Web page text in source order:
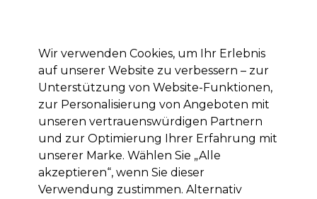
Anmelden
Marken Deals Haare Elektrogeräte Saloneinrichtung
Lieferung und Lieferzeiten
– mehr erfahren
Ups!
Wir verwenden Cookies, um Ihr Erlebnis
auf unserer Website zu verbessern – zur
Unterstützung von Website-Funktionen,
zur Personalisierung von Angeboten mit
unseren vertrauenswürdigen Partnern
und zur Optimierung Ihrer Erfahrung mit
unserer Marke. Wählen Sie „Alle
akzeptieren“, wenn Sie dieser
Verwendung zustimmen. Alternativ